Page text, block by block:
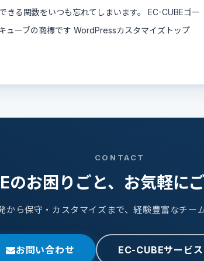
きる関数をいつも忘れてしまいます。 EC-CUBEゴー
ューブの商標です WordPressカスタマイズトップ
CONTACT
のお困りごと、お気軽に
から保守・カスタマイズまで、経験豊富なチー
お問い合わせ EC-CUBEサービ